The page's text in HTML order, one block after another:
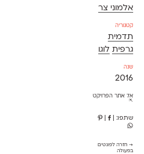
אלמוני צר
קטגוריה
תדמית
גרפית לוגו
שנה
2016
אל אתר הפרויקט
⇱
שתפו: |
→ חזרה לפונטים
בפעולה